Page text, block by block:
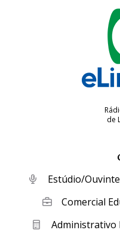
de
Estúdio/
Comercial
Administrativo